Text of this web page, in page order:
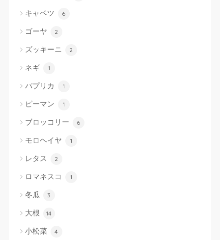
キャベツ 6
ゴーヤ 2
ズッキーニ 2
ネギ 1
パプリカ 1
ピーマン 1
ブロッコリー 6
モロヘイヤ 1
レタス 2
ロマネスコ 1
冬瓜 3
大根 14
小松菜 4